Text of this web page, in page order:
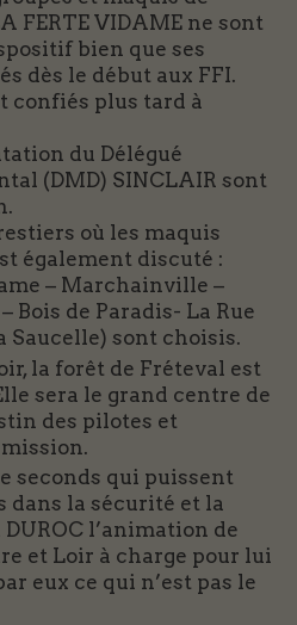
FERTE VIDAME ne sont
bien que ses
dès le début aux FFI.
confiés plus tard à
du Délégué
(DMD) SINCLAIR sont
où les maquis
également discuté :
– Marchainville –
Bois de Paradis- La Rue
Saucelle) sont choisis.
la forêt de Fréteval est
sera le grand centre de
des pilotes et
seconds qui puissent
dans la sécurité et la
l’animation de
et Loir à charge pour lui
eux ce qui n’est pas le